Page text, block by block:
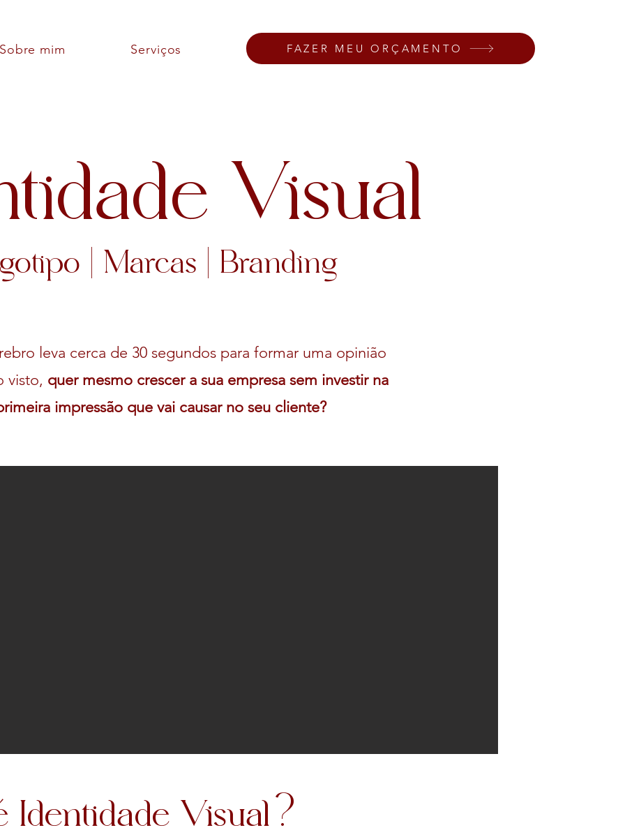
mim Serviços FAZER MEU ORÇAMENTO
Visual
| Marcas | Branding
leva cerca de 30 segundos para formar uma opinião
visto, quer mesmo crescer a sua empresa sem investir na
impressão que vai causar no seu cliente?
Identidade Visual ?